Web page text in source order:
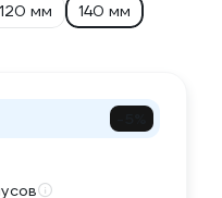
120 мм 140 мм